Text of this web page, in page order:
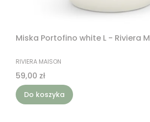
Miska Portofino white L - Riviera
PRODUCENT
RIVIERA MAISON
Cena
59,00 zł
Do koszyka